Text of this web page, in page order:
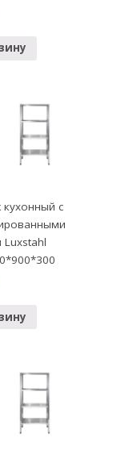
кухонный с
Luxstahl